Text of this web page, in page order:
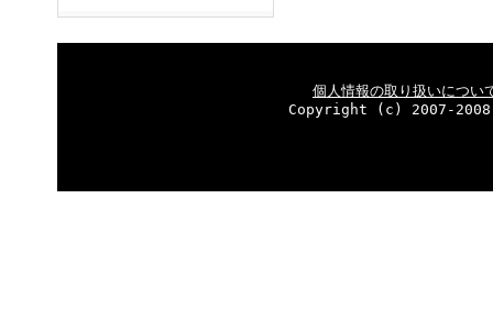
個人情報の取り扱いについ
Copyright (c) 2007-